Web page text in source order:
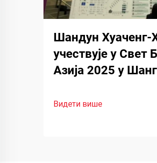
Шандун Хуаченг-
учествује у Свет
Азија 2025 у
Видети више